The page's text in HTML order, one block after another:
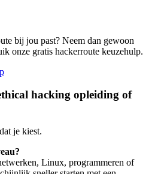
bij jou past? Neem dan gewoon
onze gratis hackerroute keuzehulp.
hacking opleiding of
je kiest.
Linux, programmeren of